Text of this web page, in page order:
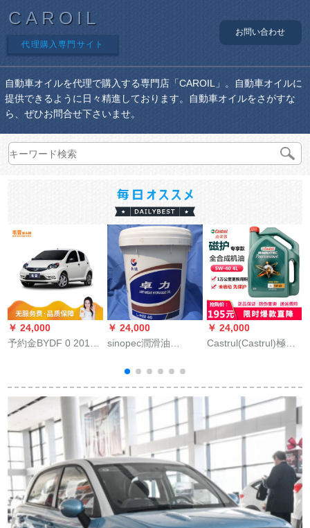
CAROIL
代理購入専門サイト
お問い合わせ
自動車オイルを代理で購入する専門店「CAROIL」。自動車オイルに
提供できるように日々精進しております。自動車オイルをさがすな
ら、ぜひお問合せ下さいませ。
￥ 24,000
予約金BYDF 0 2015
ホワイト
￥ 24,000
sinopec潤滑油
油压油（高压）46号
GB 11118.1 L-H M
46油圧油16 kg包装L-
HM 46
￥ 24,000
Castrul(Castrul)極保
リス洗浄浄油磁気保
護独占合成オイ5 w
40 SN級4 L